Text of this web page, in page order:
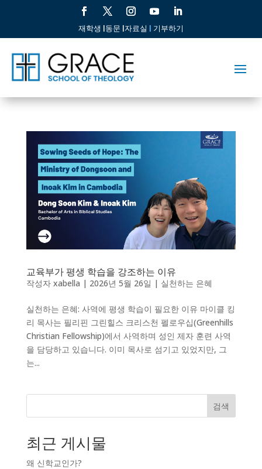
재학생 |동문 |자료실 | 기부하기
교육부가 평생 학습을 강조하는 이유
작성자 xabella | 2026년 5월 26일 | 실천하는 은혜
실천하는 은혜: 사역에 평생 학습이 필요한 이유 마이클 킹
리 목사는 필리핀 그린힐스 크리스천 펠로우십(Greenhills
Christian Fellowship)에서 사역하며 성인 제자 훈련 사역
을 담당하고 있습니다. 이미 목사로 섬기고 있었지만, 그
는...
검색
최근 게시물
왜 신학교인가?